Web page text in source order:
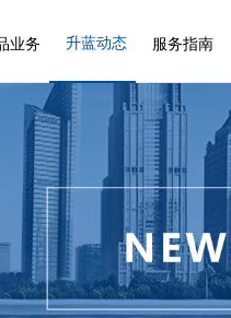
业务 升蓝动态 服务指南